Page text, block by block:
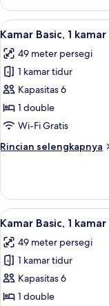
F2
))
Kamar
Basic,
1
tidur
(Fiesta
F2
))
Lihat
semua
foto
untuk
Kamar
Basic,
1
tidur
F2
))
6
Kamar Basic, 1
49 meter persegi
1 kamar tidur
Kapasitas 6
1 double
Wi-Fi Gratis
Rincian selengkapnya
Rincian
Kamar
Basic,
1
tidur
(Orange
F2
))
Lihat
semua
foto
untuk
Kamar
Basic,
7
Kamar Basic, 1
49 meter persegi
1 kamar tidur
Kapasitas 6
1 double